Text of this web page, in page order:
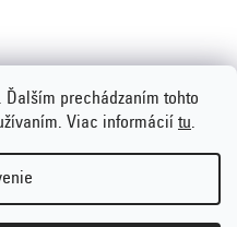
Ďalším prechádzaním tohto
Viac informácií tu.
práva vyhradené.